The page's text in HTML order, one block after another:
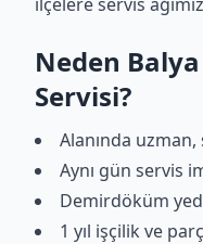
Neden
Servisi?
Alanında
Aynı gün servis
Demirdöküm
1 yıl işçilik ve